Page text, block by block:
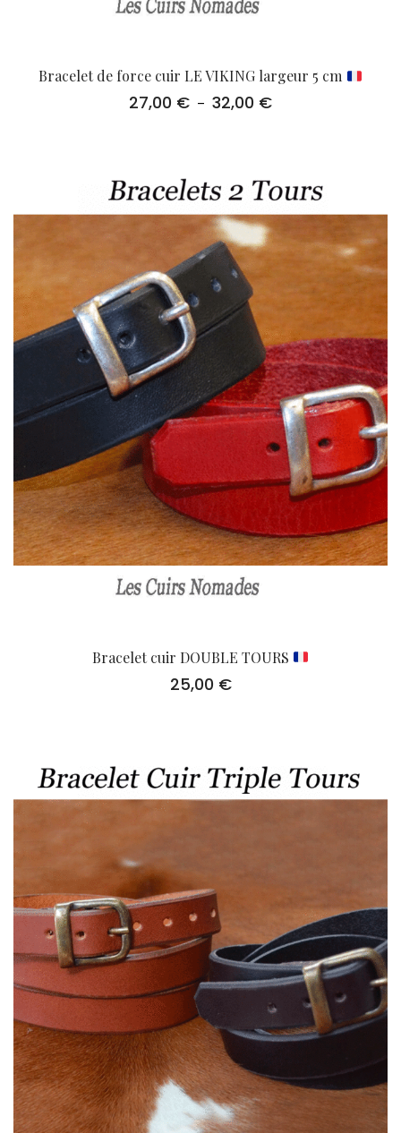
Bracelet de force cuir LE VIKING largeur 5 cm
27,00 € – 32,00 €Plage
32,00 €
Bracelet cuir DOUBLE TOURS
25,00 €